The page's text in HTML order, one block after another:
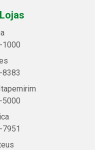
1000
8383
5000